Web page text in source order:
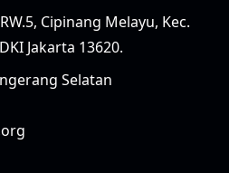
Cipinang Melayu, Kec.
Jakarta 13620.
Selatan